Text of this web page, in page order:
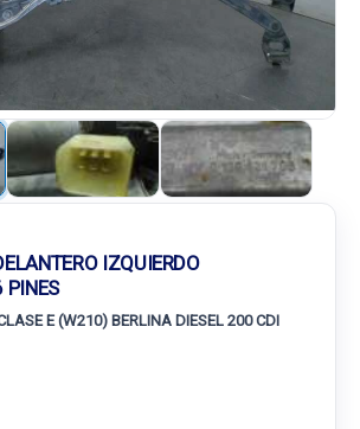
IZQUIERDO
E (W210) BERLINA DIESEL 200 CDI